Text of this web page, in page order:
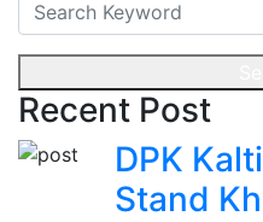
Recent Post
DPK
Stand